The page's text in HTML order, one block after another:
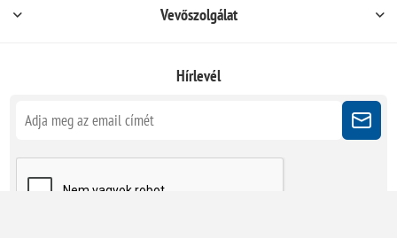
Vevőszolgálat
Hírlevél